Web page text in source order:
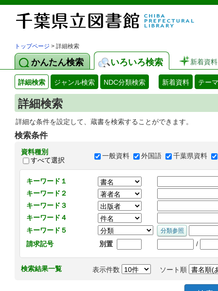
トップページ > 詳細検索
かんたん検索 いろいろ検索 新着資料
詳細検索 ジャンル検索 NDC分類検索 新着資料 テー
詳細検索
詳細な条件を設定して、蔵書を検索することができます。
検索条件
資料種別
すべて選択
一般資料 外国語 千葉県資料
キーワード１
キーワード２
キーワード３
キーワード４
キーワード５
請求記号
別置 /
検索結果一覧 表示件数 ソート順